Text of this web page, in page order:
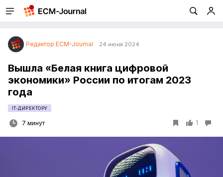
Редактор ECM-Journal 24 июня 2024
Вышла «Белая книга цифровой
экономики» России по итогам 2023
года
IT-ДИРЕКТОРУ
7 минут 1